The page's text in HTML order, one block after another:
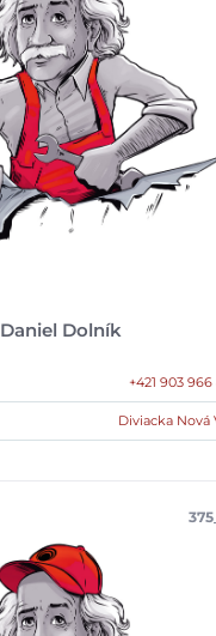
Daniel Dolník
+421 903 966
Diviacka Nová